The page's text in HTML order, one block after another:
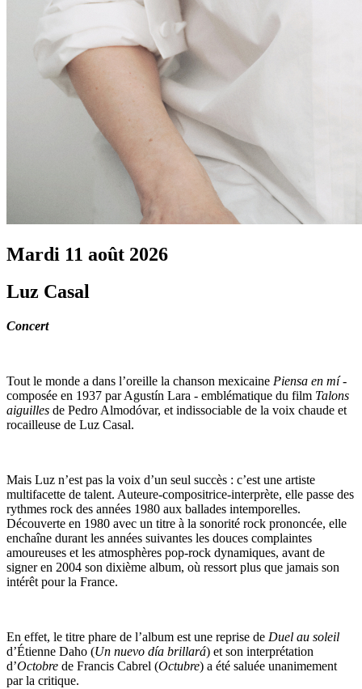
Mardi 11 août 2026
Luz Casal
Concert
Tout le monde a dans l’oreille la chanson mexicaine Piensa en mí-
composée en 1937 par Agustín Lara - emblématique du film Talons
aiguilles de Pedro Almodóvar, et indissociable de la voix chaude et
rocailleuse de Luz Casal.
Mais Luz n’est pas la voix d’un seul succès : c’est une artiste
multifacette de talent. Auteure-compositrice-interprète, elle passe des
rythmes rock des années 1980 aux ballades intemporelles.
Découverte en 1980 avec un titre à la sonorité rock prononcée, elle
enchaîne durant les années suivantes les douces complaintes
amoureuses et les atmosphères pop-rock dynamiques, avant de
signer en 2004 son dixième album, où ressort plus que jamais son
intérêt pour la France.
En effet, le titre phare de l’album est une reprise de Duel au soleil
d’Étienne Daho (Un nuevo día brillará) et son interprétation
d’Octobre de Francis Cabrel (Octubre) a été saluée unanimement
par la critique.